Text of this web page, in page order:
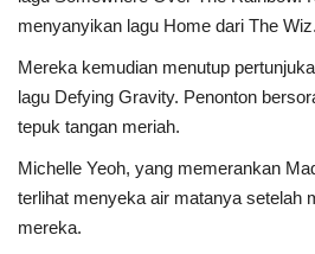
menyanyikan lagu Home dari The Wiz.
Mereka kemudian menutup
lagu Defying Gravity. Penonton
tepuk tangan meriah.
Michelle Yeoh, yang memerankan
terlihat menyeka air matanya setelah
mereka.